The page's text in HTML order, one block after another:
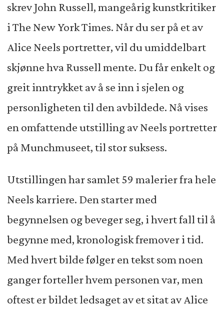
skrev John Russell, mangeårig kunstkritiker
i The New York Times. Når du ser på et av
Alice Neels portretter, vil du umiddelbart
skjønne hva Russell mente. Du får enkelt og
greit inntrykket av å se inn i sjelen og
personligheten til den avbildede. Nå vises
en omfattende utstilling av Neels portretter
på Munchmuseet, til stor suksess.
Utstillingen har samlet 59 malerier fra hele
Neels karriere. Den starter med
begynnelsen og beveger seg, i hvert fall til å
begynne med, kronologisk fremover i tid.
Med hvert bilde følger en tekst som noen
ganger forteller hvem personen var, men
oftest er bildet ledsaget av et sitat av Alice